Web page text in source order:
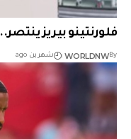
فلورنتينو بيريز ينتصر.. 4 سنوات إضافية في ريال مدريد
By
WORLDNW شهرين ago